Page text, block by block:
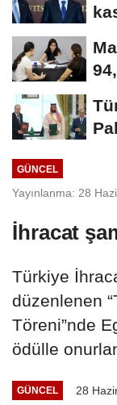
GÜNCEL
Yayınlanma: 28
İhracat
Türkiye
düzenlenen
Töreni”nde
ödülle
GÜNCEL 28